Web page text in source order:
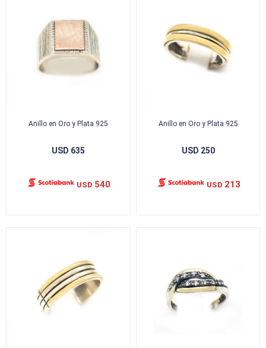
Anillo en Oro y Plata 925
USD 635
USD 540
Anillo en Oro y Plata 925
USD 250
USD 213